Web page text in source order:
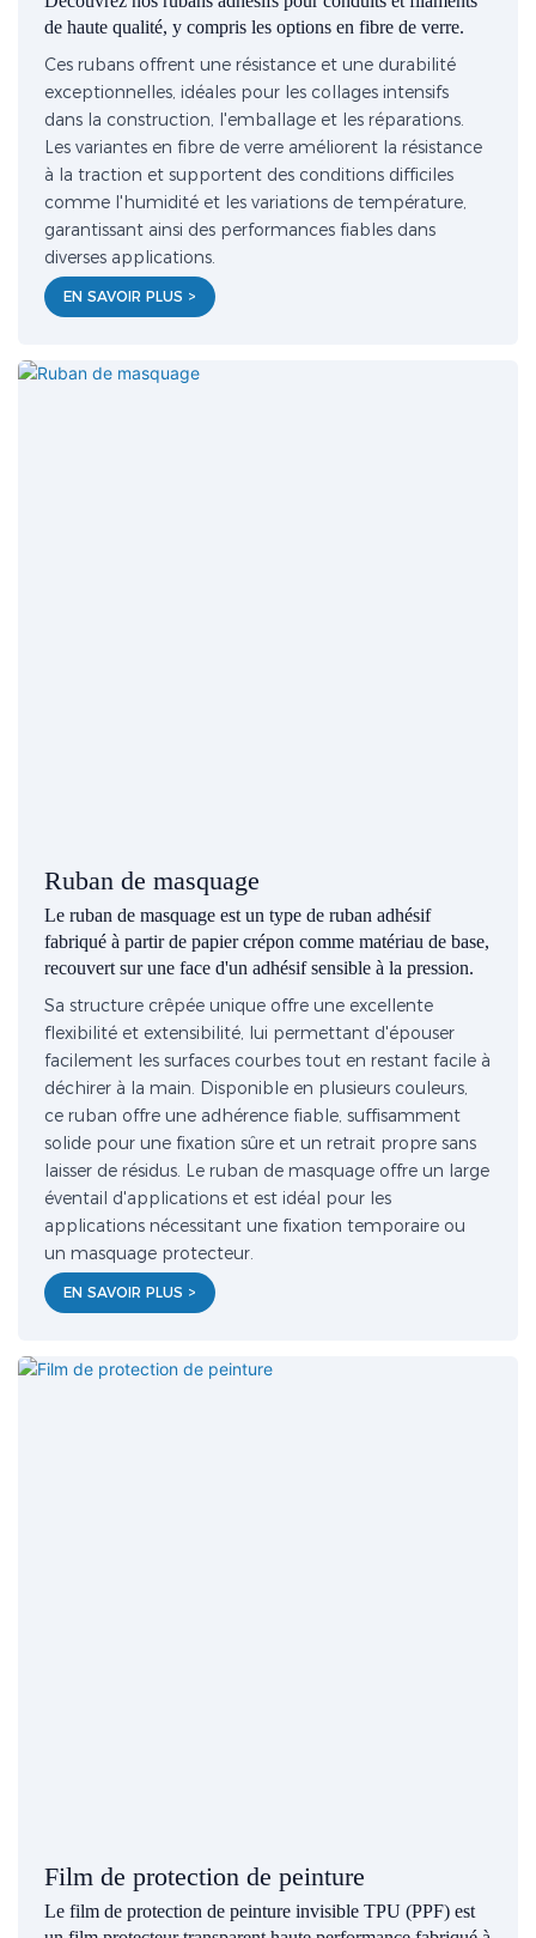
de haute qualité, y compris les options en fibre de verre.
Ces rubans offrent une résistance et une durabilité
exceptionnelles, idéales pour les collages intensifs
dans la construction, l'emballage et les réparations.
Les variantes en fibre de verre améliorent la résistance
à la traction et supportent des conditions difficiles
comme l'humidité et les variations de température,
garantissant ainsi des performances fiables dans
diverses applications.
EN SAVOIR PLUS >
Ruban de masquage
Le ruban de masquage est un type de ruban adhésif
fabriqué à partir de papier crépon comme matériau de base,
recouvert sur une face d'un adhésif sensible à la pression.
Sa structure crêpée unique offre une excellente
flexibilité et extensibilité, lui permettant d'épouser
facilement les surfaces courbes tout en restant facile à
déchirer à la main. Disponible en plusieurs couleurs,
ce ruban offre une adhérence fiable, suffisamment
solide pour une fixation sûre et un retrait propre sans
laisser de résidus. Le ruban de masquage offre un large
éventail d'applications et est idéal pour les
applications nécessitant une fixation temporaire ou
un masquage protecteur.
EN SAVOIR PLUS >
Film de protection de peinture
Le film de protection de peinture invisible TPU (PPF) est